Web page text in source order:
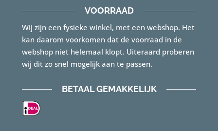
VOORRAAD
Wij zijn een fysieke winkel, met een webshop. Het
kan daarom voorkomen dat de voorraad in de
webshop niet helemaal klopt. Uiteraard proberen
wij dit zo snel mogelijk aan te passen.
BETAAL GEMAKKELIJK